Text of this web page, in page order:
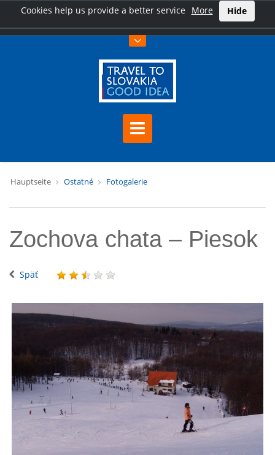
Cookies help us provide a better service More Hide
Hauptseite Ostatné Fotogalerie
Zochova chata – Piesok
Späť